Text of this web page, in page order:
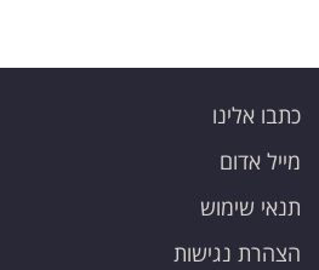
כתבו אלינו
מייל אדום
תנאי שימוש
הצהרת נגישות